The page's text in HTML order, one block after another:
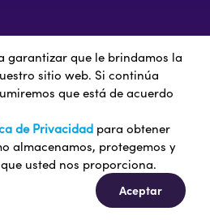
garantizar que le brindamos la
sitio web. Si continúa
que está de acuerdo
de Privacidad para obtener
almacenamos, protegemos y
usted nos proporciona.
Aceptar